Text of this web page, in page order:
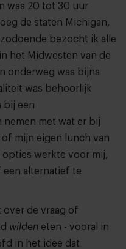
was 20 tot 30 uur
de staten Michigan,
bezocht ik alle
het Midwesten van de
onderweg was bijna
was behoorlijk
bij een
met wat er bij
mijn eigen lunch van
opties werkte voor mij,
alternatief te
over de vraag of
wilden eten - vooral in
in het idee dat